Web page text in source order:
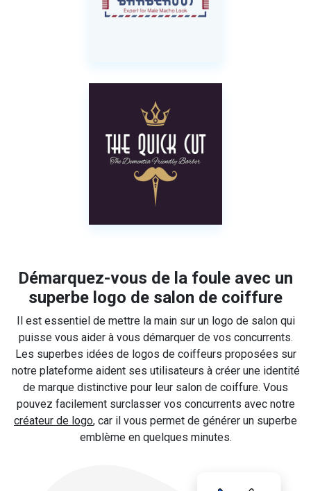
Démarquez-vous de la foule avec un
superbe logo de salon de coiffure
Il est essentiel de mettre la main sur un logo de salon qui
puisse vous aider à vous démarquer de vos concurrents.
Les superbes idées de logos de coiffeurs proposées sur
notre plateforme aident ses utilisateurs à créer une identité
de marque distinctive pour leur salon de coiffure. Vous
pouvez facilement surclasser vos concurrents avec notre
créateur de logo, car il vous permet de générer un superbe
emblème en quelques minutes.